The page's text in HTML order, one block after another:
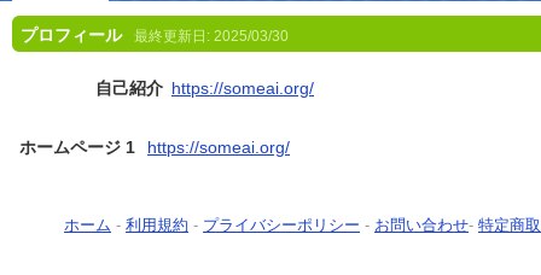
プロフィール 最終更新日: 2025/03/30
自己紹介 https://someai.org/
ホームページ 1 https://someai.org/
ホーム - 利用規約 - プライバシーポリシー - お問い合わせ- 特定商